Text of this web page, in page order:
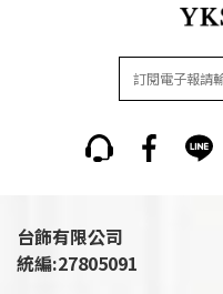
台飾有限公司
統編:27805091